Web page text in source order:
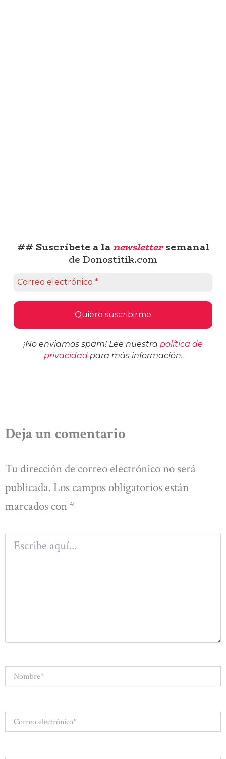
## Suscríbete a lanewslettersemanal
de Donostitik.com
¡No enviamos spam! Lee nuestra política de
privacidadpara más información.
Deja un comentario
Tu dirección de correo electrónico no será
publicada. Los campos obligatorios están
marcados con *
Escribe
aquí...
electrónico*